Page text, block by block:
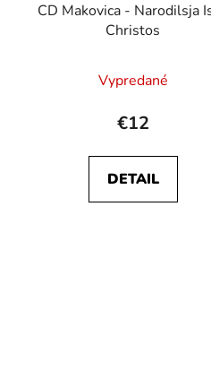
CD Makovica - Narodilsja
Christos
Vypredané
€12
DETAIL